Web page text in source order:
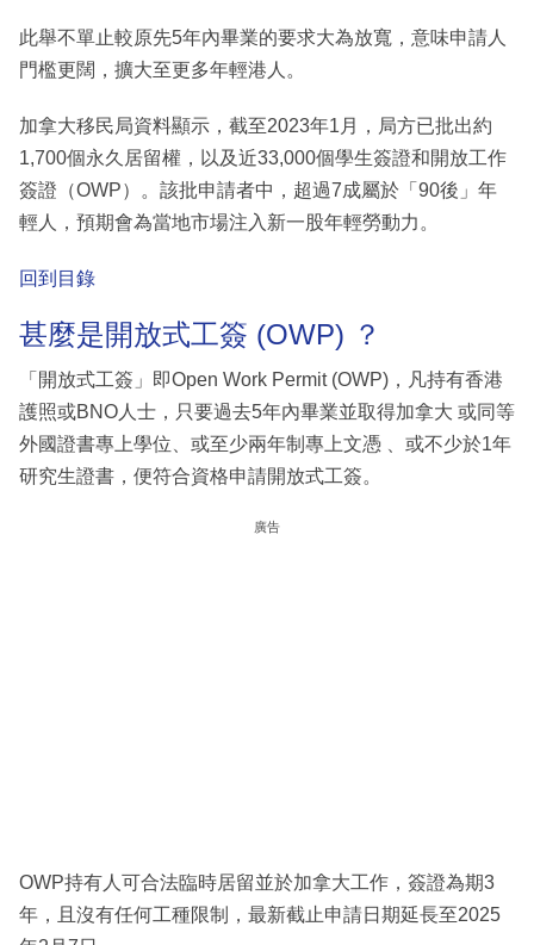
此舉不單止較原先5年內畢業的要求大為放寬，意味申請人
門檻更闊，擴大至更多年輕港人。
加拿大移民局資料顯示，截至2023年1月，局方已批出約
1,700個永久居留權，以及近33,000個學生簽證和開放工作
簽證（OWP）。該批申請者中，超過7成屬於「90後」年
輕人，預期會為當地市場注入新一股年輕勞動力。
回到目錄
甚麼是開放式工簽 (OWP) ？
「開放式工簽」即Open Work Permit (OWP)，凡持有香港
護照或BNO人士，只要過去5年內畢業並取得加拿大 或同等
外國證書專上學位、或至少兩年制專上文憑 、或不少於1年
研究生證書，便符合資格申請開放式工簽。
廣告
OWP持有人可合法臨時居留並於加拿大工作，簽證為期3
年，且沒有任何工種限制，最新截止申請日期延長至2025